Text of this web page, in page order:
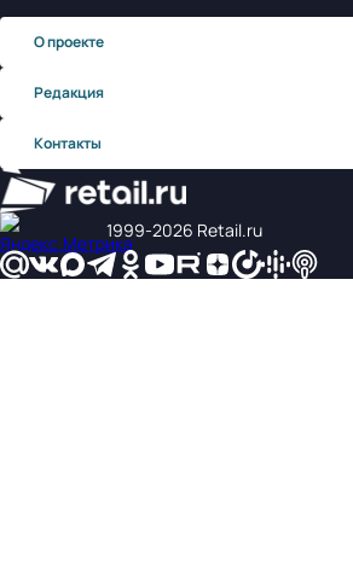
О проекте
Редакция
Контакты
1999‑2026 Retail.ru